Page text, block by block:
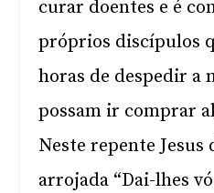
curar doentes e é
próprios discípulos
horas de despedir a
possam ir comprar
Neste repente Jesus
arrojada “Dai-lhes